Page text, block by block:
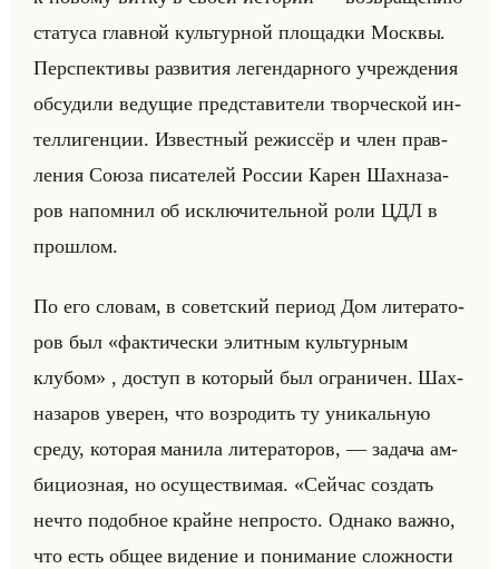
ста­ту­са глав­ной культур­ной пло­щад­ки Моск­вы.
Пер­спек­ти­вы раз­ви­тия ле­ген­дар­но­го учре­жде­ния
об­су­ди­ли ве­ду­щие пред­ста­ви­те­ли твор­че­ской ин­
тел­ли­ген­ции. Из­вест­ный ре­жис­сёр и член прав­
ле­ния Союза пи­са­те­лей Рос­сии Карен Шах­на­за­
ров на­пом­нил об ис­клю­чи­тельной роли ЦДЛ в
про­шлом.
По его сло­вам, в со­вет­ский пе­ри­од Дом ли­те­ра­то­
ров был «фактически элитным культурным
клубом» , до­ступ в ко­то­рый был огра­ни­чен. Шах­
на­за­ров уве­рен, что воз­ро­дить ту уни­кальную
среду, ко­то­рая ма­ни­ла ли­те­ра­то­ров, — за­да­ча ам­
би­ци­оз­ная, но осу­ще­стви­мая. «Сейчас создать
нечто подобное крайне непросто. Однако важно,
что есть общее видение и понимание сложности